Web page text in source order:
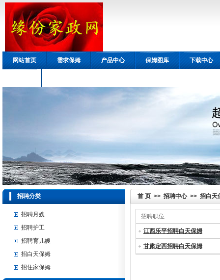
网站首页 需求保姆 产品中心 保姆图库 下载中心
首 页 >> 招聘中心>> 招白天
招聘职位
江西乐平招聘白天保姆
甘肃定西招聘白天保姆
招聘分类
招聘月嫂
招聘护工
招聘育儿嫂
招白天保姆
招住家保姆